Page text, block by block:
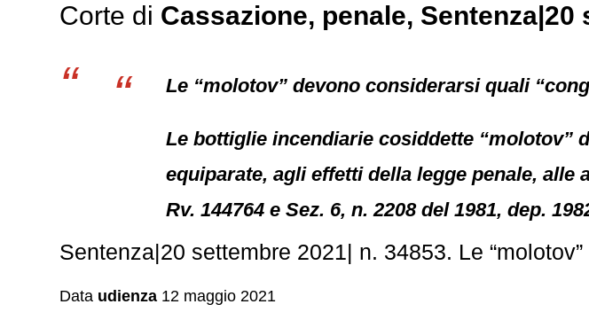
Corte di Cassazione, penale, Sentenza|20
Le “molotov” devono considerarsi quali
Le bottiglie incendiarie cosiddette “molotov”
equiparate, agli effetti della legge penale, alle
Rv. 144764 e Sez. 6, n. 2208 del 1981, dep.
Sentenza|20 settembre 2021| n. 34853. Le
Data udienza 12 maggio 2021